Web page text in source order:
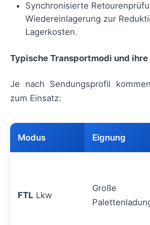
Synchronisierte
Wiedereinlagerung zur
Lagerkosten.
Typische Transportmodi und ihre
Je nach Sendungsprofil
zum Einsatz:
Modus Eignung
FTL Lkw
Große